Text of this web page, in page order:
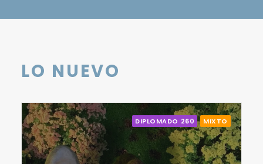
DIPLOMADO 260 MIXTO
LO NUEVO